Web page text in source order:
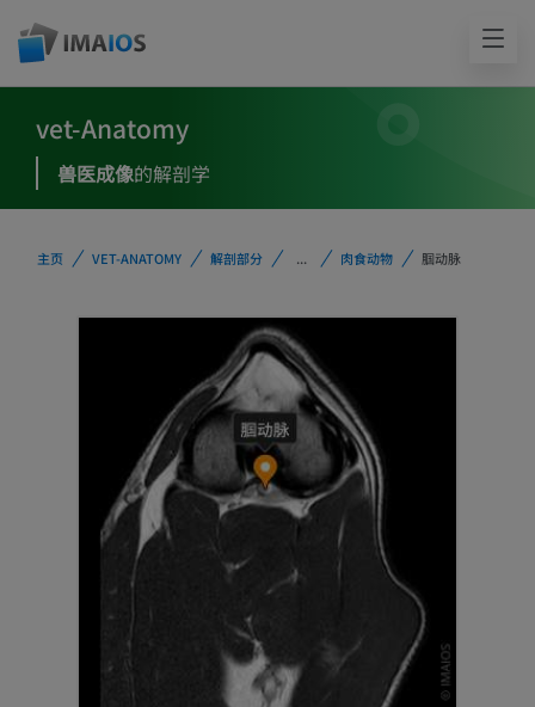
vet-Anatomy
兽医成像的解剖学
主页 VET-ANATOMY 解剖部分 ... 肉食动物 腘动脉